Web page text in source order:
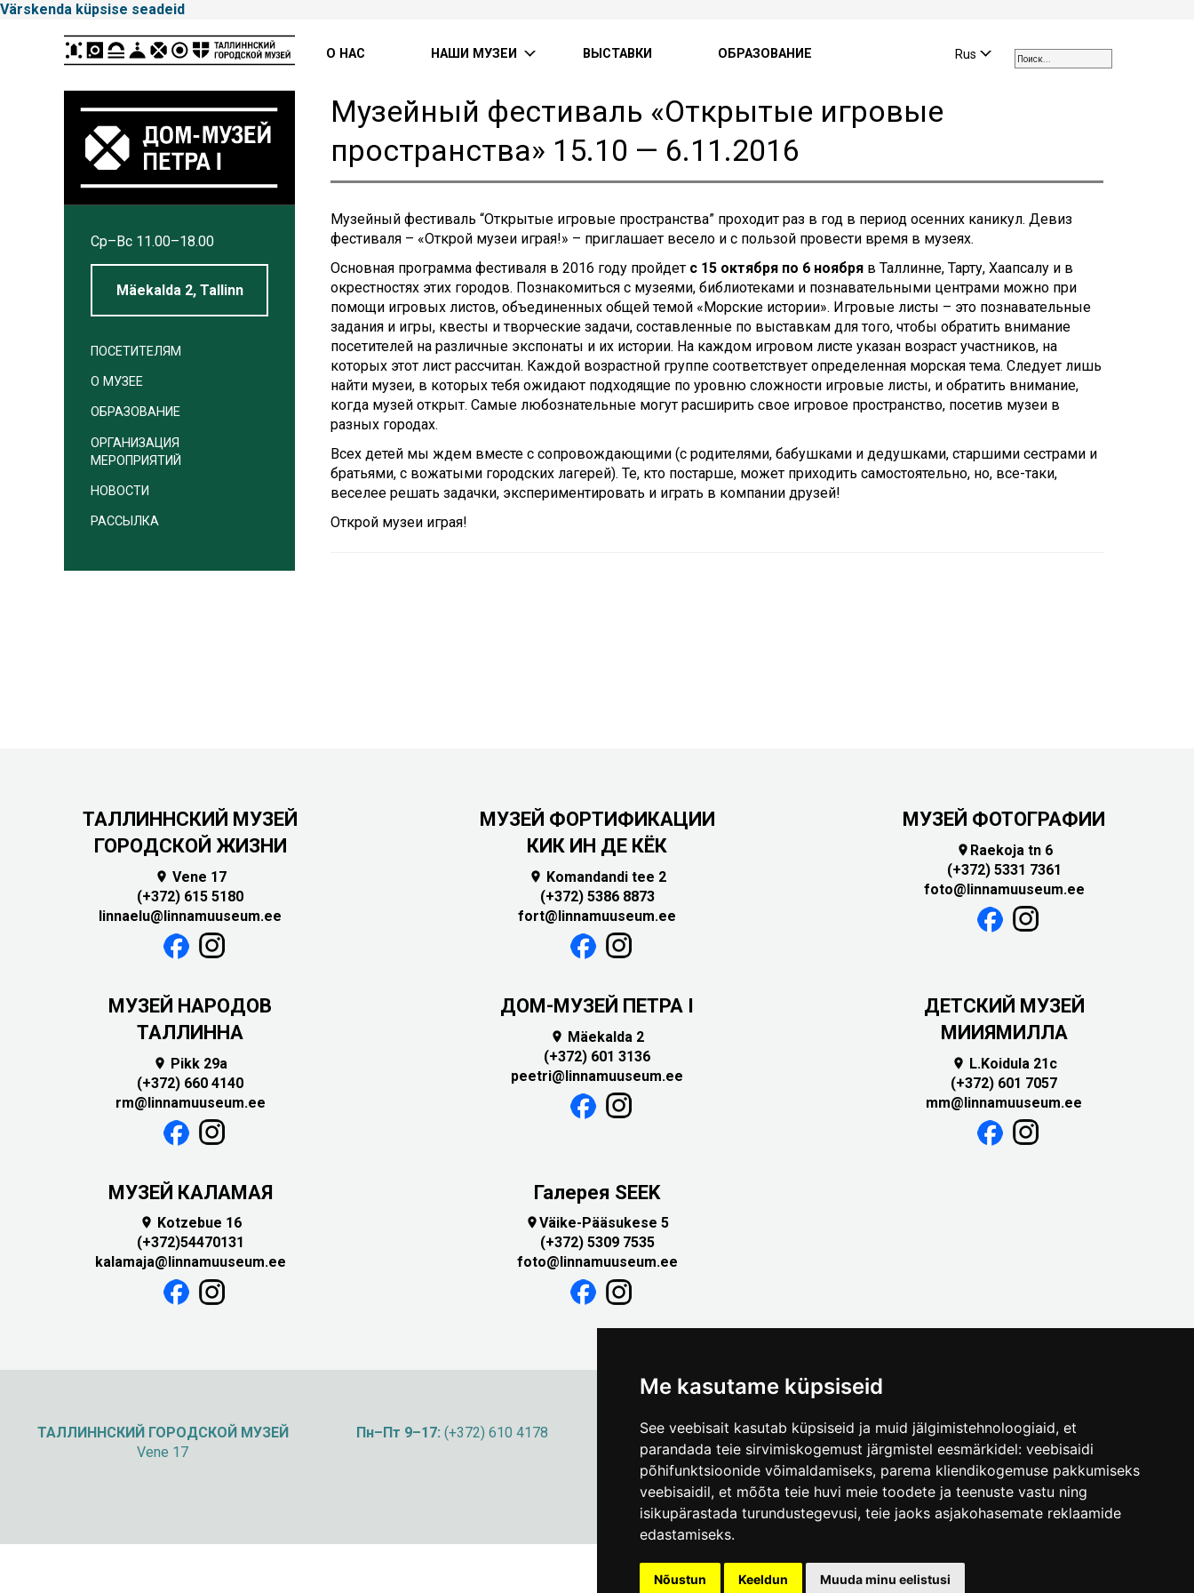
Me kasutame küpsiseid
See veebisait kasutab küpsiseid ja muid jälgimistehnoloogiaid, et
parandada teie sirvimiskogemust järgmistel eesmärkidel: veebisaidi
põhifunktsioonide võimaldamiseks, parema kliendikogemuse pakkumiseks
veebisaidil, et mõõta teie huvi meie toodete ja teenuste vastu ning
isikupärastada turundustegevusi, teie jaoks asjakohasemate reklaamide
edastamiseks.
Nõustun Keeldun Muuda minu eelistusi
Värskenda küpsise seadeid
Linnamuuseum
the
up
Rus
Peamenüü
О НАС НАШИ МУЗЕИ ВЫСТАВКИ ОБРАЗОВАНИЕ
Cp–Вс 11.00–18.00
Mäekalda 2, Tallinn
ПОСЕТИТЕЛЯМ
О МУЗЕЕ
ОБРАЗОВАНИЕ
ОРГАНИЗАЦИЯ
МЕРОПРИЯТИЙ
НОВОСТИ
РАССЫЛКА
Музейный фестиваль «Открытые игровые
пространства» 15.10 — 6.11.2016
Музейный фестиваль “Открытые игровые пространства” проходит раз в год в период осенних каникул. Девиз
фестиваля – «Открой музеи играя!» – приглашает весело и с пользой провести время в музеях.
Основная программа фестиваля в 2016 году пройдет с 15 октября по 6 ноября в Таллинне, Тарту, Хаапсалу и в
окрестностях этих городов. Познакомиться с музеями, библиотеками и познавательными центрами можно при
помощи игровых листов, объединенных общей темой «Морские истории». Игровые листы – это познавательные
задания и игры, квесты и творческие задачи, составленные по выставкам для того, чтобы обратить внимание
посетителей на различные экспонаты и их истории. На каждом игровом листе указан возраст участников, на
которых этот лист рассчитан. Каждой возрастной группе соответствует определенная морская тема. Следует лишь
найти музеи, в которых тебя ожидают подходящие по уровню сложности игровые листы, и обратить внимание,
когда музей открыт. Самые любознательные могут расширить свое игровое пространство, посетив музеи в
разных городах.
Всех детей мы ждем вместе с сопровождающими (с родителями, бабушками и дедушками, старшими сестрами и
братьями, с вожатыми городских лагерей). Те, кто постарше, может приходить самостоятельно, но, все-таки,
веселее решать задачки, экспериментировать и играть в компании друзей!
Открой музеи играя!
ТАЛЛИННСКИЙ МУЗЕЙ
ГОРОДСКОЙ ЖИЗНИ
 Vene 17
(+372) 615 5180
linnaelu@linnamuuseum.ee
МУЗЕЙ ФОРТИФИКАЦИИ
КИК ИН ДЕ КЁК
 Komandandi tee 2
(+372) 5386 8873
fort@linnamuuseum.ee
МУЗЕЙ ФОТОГРАФИИ
 Raekoja tn 6
(+372) 5331 7361
foto@linnamuuseum.ee
MУЗЕЙ НАРОДОВ
ТАЛЛИННА
 Pikk 29a
(+372) 660 4140
rm@linnamuuseum.ee
ДОМ-МУЗЕЙ ПЕТРА I
 Mäekalda 2
(+372) 601 3136
peetri@linnamuuseum.ee
ДЕТСКИЙ МУЗЕЙ
МИИЯМИЛЛА
 L.Koidula 21c
(+372) 601 7057
mm@linnamuuseum.ee
МУЗЕЙ КАЛАМАЯ

Kotzebue 16
(+372)54470131
kalamaja@linnamuuseum.ee
Галерея SEEK
Väike-Pääsukese 5
(+372) 5309 7535
foto@linnamuuseum.ee
ТАЛЛИННСКИЙ ГОРОДСКОЙ МУЗЕЙ
Vene 17
Пн–Пт 9–17: (+372) 610 4178 info@linnamuuseum.ee